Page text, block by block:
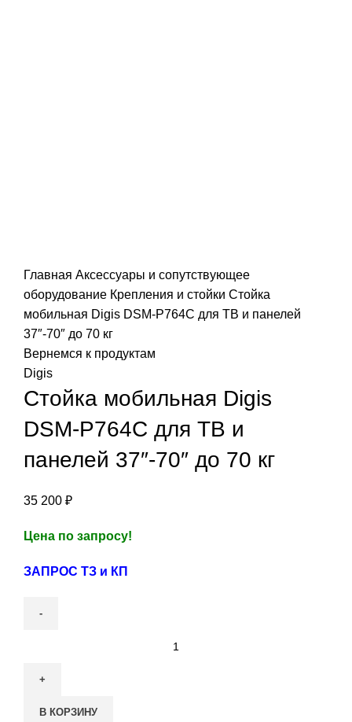
Главная Аксессуары и сопутствующее
оборудование Крепления и стойки Стойка
мобильная Digis DSM-P764C для ТВ и панелей
37″-70″ до 70 кг
Вернемся к продуктам
Digis
Стойка мобильная Digis
DSM-P764C для ТВ и
панелей 37″-70″ до 70 кг
35 200 ₽
Цена по запросу!
ЗАПРОС ТЗ и КП
В КОРЗИНУ